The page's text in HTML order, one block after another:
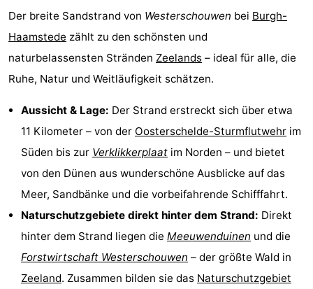
Hof
van
Schouwse
Valleien
-
Wijde
-
Kust
Hof
van
Haamstede
Hotels
Zimmer
(mit
Frühstück)
Lastminutes
Strand
Sehen
Der breite Sandstrand von Westerschouwen bei Burgh-
Haamstede zählt zu den schönsten und
naturbelassensten Stränden Zeelands – ideal für alle, die
Ruhe, Natur und Weitläufigkeit schätzen.
Aussicht & Lage: Der Strand erstreckt sich über etwa
11 Kilometer – von der Oosterschelde-Sturmflutwehr im
Süden bis zur Verklikkerplaat im Norden – und bietet
von den Dünen aus wunderschöne Ausblicke auf das
Meer, Sandbänke und die vorbeifahrende Schifffahrt.
Naturschutzgebiete direkt hinter dem Strand: Direkt
hinter dem Strand liegen die Meeuwenduinen und die
Forstwirtschaft Westerschouwen – der größte Wald in
Zeeland. Zusammen bilden sie das Naturschutzgebiet